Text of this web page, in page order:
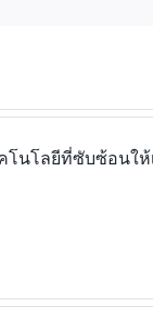
โนโลยีที่ซับซ้อนใ